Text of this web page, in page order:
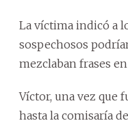
La víctima indicó a
sospechosos
mezclaban frases
Víctor, una vez que
hasta la comisaría